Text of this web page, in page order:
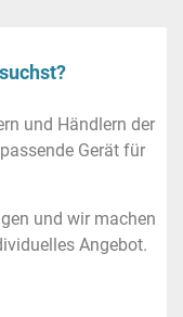
und Händlern der
Gerät für
und wir machen
Angebot.